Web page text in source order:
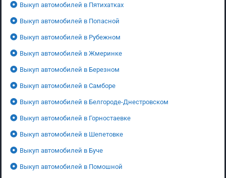
Выкуп автомобилей в Пятихатках
Выкуп автомобилей в Попасной
Выкуп автомобилей в Рубежном
Выкуп автомобилей в Жмеринке
Выкуп автомобилей в Березном
Выкуп автомобилей в Самборе
Выкуп автомобилей в Белгороде-Днестровском
Выкуп автомобилей в Горностаевке
Выкуп автомобилей в Шепетовке
Выкуп автомобилей в Буче
Выкуп автомобилей в Помошной